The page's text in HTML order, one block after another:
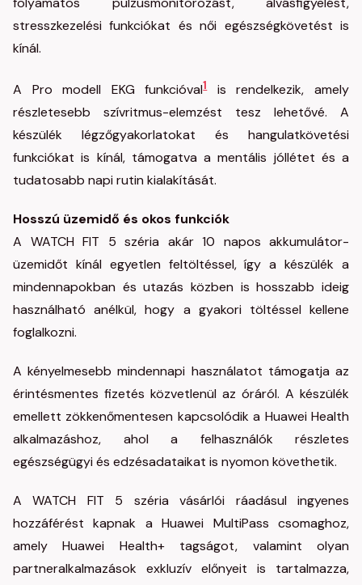
stresszkezelési funkciókat és női egészségkövetést is
kínál.
A Pro modell EKG funkcióval1is rendelkezik, amely
részletesebb szívritmus-elemzést tesz lehetővé. A
készülék légzőgyakorlatokat és hangulatkövetési
funkciókat is kínál, támogatva a mentális jóllétet és a
tudatosabb napi rutin kialakítását.
Hosszú üzemidő és okos funkciók
A WATCH FIT 5 széria akár 10 napos akkumulátor-
üzemidőt kínál egyetlen feltöltéssel, így a készülék a
mindennapokban és utazás közben is hosszabb ideig
használható anélkül, hogy a gyakori töltéssel kellene
foglalkozni.
A kényelmesebb mindennapi használatot támogatja az
érintésmentes fizetés közvetlenül az óráról. A készülék
emellett zökkenőmentesen kapcsolódik a Huawei Health
alkalmazáshoz, ahol a felhasználók részletes
egészségügyi és edzésadataikat is nyomon követhetik.
A WATCH FIT 5 széria vásárlói ráadásul ingyenes
hozzáférést kapnak a Huawei MultiPass csomaghoz,
amely Huawei Health+ tagságot, valamint olyan
partneralkalmazások exkluzív előnyeit is tartalmazza,